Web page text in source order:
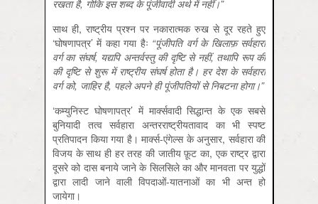
रखता है, गोकि इस शब्द के पूंजीवादी अर्थ में नहीं।”
साथ ही, राष्ट्रीय प्रश्न पर नकारात्मक रुख से दूर रहते हुए
‘घोषणापत्र’ में कहा गया हैः “पूंजीपति वर्ग के खिलाफ़ सर्वहारा
वर्ग का संघर्ष, यद्यपि अन्तर्वस्तु की दृष्टि से नहीं, तथापि रूप की
की दृष्टि से शुरू में राष्ट्रीय संघर्ष होता है। हर देश के सर्वहारा
वर्ग को, जाहिर है, पहले अपने ही पूंजीपतियों से निबटना होगा।”
‘कम्युनिस्ट घोषणापत्र’ में मार्क्सवादी सिद्धान्त के एक सबसे
बुनियादी तत्व सर्वहारा अन्तरराष्ट्रीयतावाद का भी स्पष्ट
प्रतिपादन किया गया है। मार्क्स-एंगेल्स के अनुसार, सर्वहारा की
विजय के साथ ही हर तरह की जातीय फ़ूट का, एक राष्ट्र द्वारा
दूसरे को दास बनाये जाने के सिलसिले का और मानवता पर युद्धों
द्वारा लादी जाने वाली विपदाओं-यातनाओं का भी अन्त हो
जायेगा।